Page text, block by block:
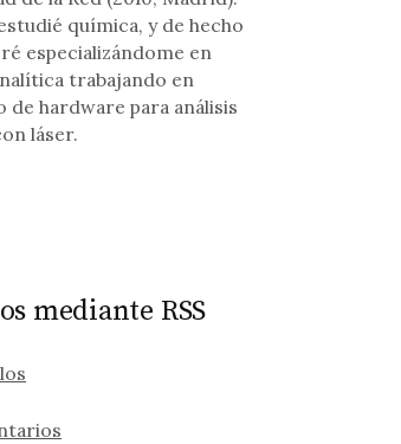
química, y de hecho
especializándome en
trabajando en
de hardware para análisis
láser.
mediante RSS